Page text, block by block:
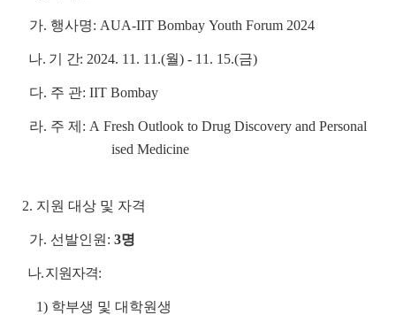
가. 행사명: AUA-IIT Bombay Youth Forum 2024
나. 기 간: 2024. 11. 11.(월) - 11. 15.(금)
다. 주 관: IIT Bombay
라. 주 제: A Fresh Outlook to Drug Discovery and Personal
ised Medicine
2. 지원 대상 및 자격
가. 선발인원: 3명
나. 지원자격:
1) 학부생 및 대학원생